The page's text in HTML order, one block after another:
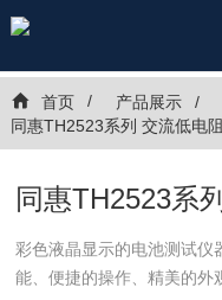
首页 产品展示
同惠TH2523系列 交流低电
同惠TH2523系
彩色液晶显示的电池测试
能、便捷的操作、精美的外